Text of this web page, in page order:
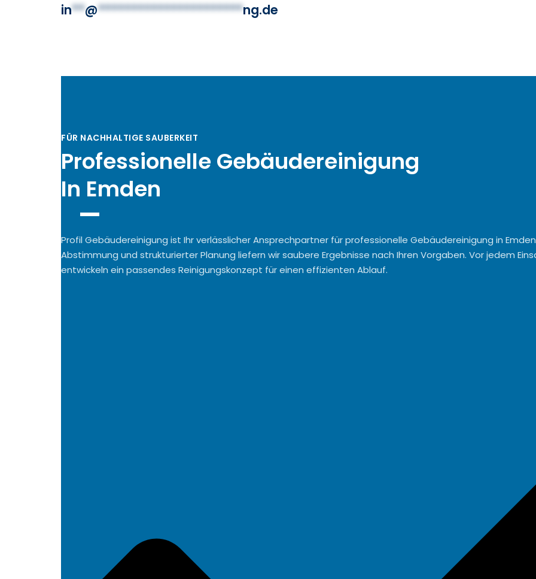
in**@**********************ng.de
FÜR NACHHALTIGE SAUBERKEIT
Professionelle Gebäudereinigung
In Emden
Profil Gebäudereinigung ist Ihr verlässlicher Ansprechpartner für professionelle Gebäudereinigung in
Abstimmung und strukturierter Planung liefern wir saubere Ergebnisse nach Ihren Vorgaben. Vor jedem
entwickeln ein passendes Reinigungskonzept für einen effizienten Ablauf.